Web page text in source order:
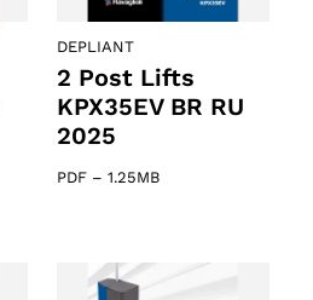
DEPLIANT
2 Post Lifts
KPX35EV BR RU
2025
PDF – 1.25MB